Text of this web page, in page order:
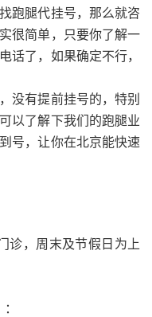
跑腿代挂号，那么就咨
很简单，只要你了解一
话了，如果确定不行，
没有提前挂号的，特别
以了解下我们的跑腿业
号，让你在北京能快速
诊，周末及节假日为上